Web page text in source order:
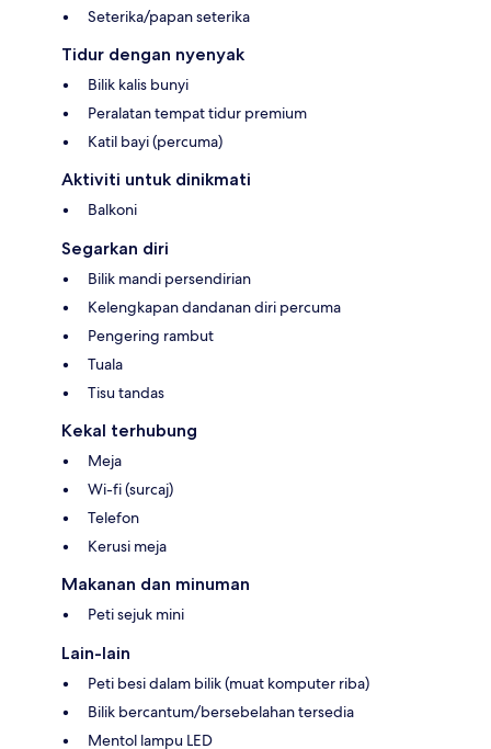
Seterika/papan seterika
Tidur dengan nyenyak
Bilik kalis bunyi
Peralatan tempat tidur premium
Katil bayi (percuma)
Aktiviti untuk dinikmati
Balkoni
Segarkan diri
Bilik mandi persendirian
Kelengkapan dandanan diri percuma
Pengering rambut
Tuala
Tisu tandas
Kekal terhubung
Meja
Wi-fi (surcaj)
Telefon
Kerusi meja
Makanan dan minuman
Peti sejuk mini
Lain-lain
Peti besi dalam bilik (muat komputer riba)
Bilik bercantum/bersebelahan tersedia
Mentol lampu LED